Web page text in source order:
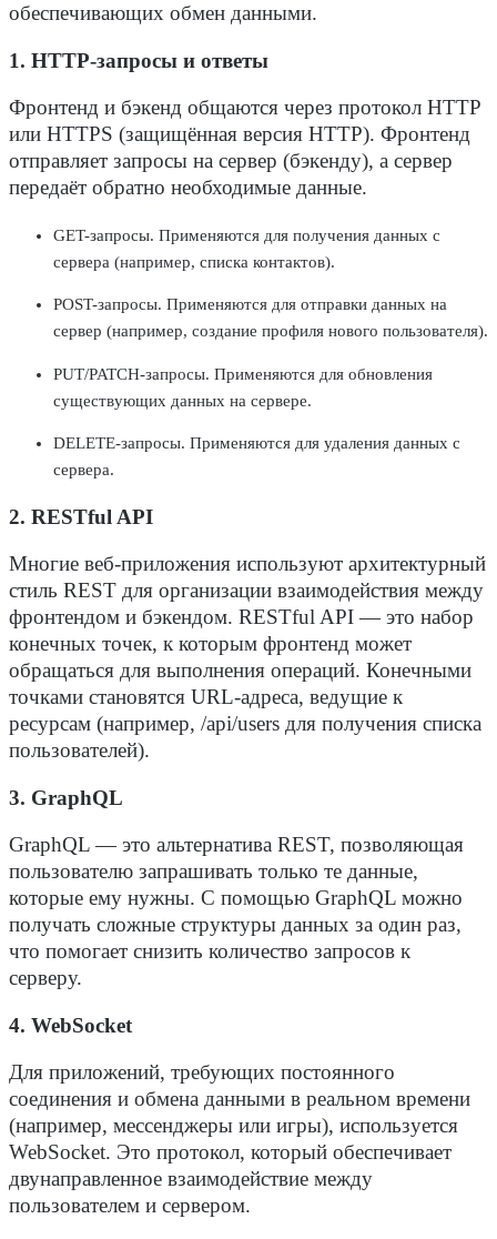
обеспечивающих обмен данными.
1. HTTP-запросы и ответы
Фронтенд и бэкенд общаются через протокол HTTP
или HTTPS (защищённая версия HTTP). Фронтенд
отправляет запросы на сервер (бэкенду), а сервер
передаёт обратно необходимые данные.
GET-запросы. Применяются для получения данных с
сервера (например, списка контактов).
POST-запросы. Применяются для отправки данных на
сервер (например, создание профиля нового пользователя).
PUT/PATCH-запросы. Применяются для обновления
существующих данных на сервере.
DELETE-запросы. Применяются для удаления данных с
сервера.
2. RESTful API
Многие веб-приложения используют архитектурный
стиль REST для организации взаимодействия между
фронтендом и бэкендом. RESTful API — это набор
конечных точек, к которым фронтенд может
обращаться для выполнения операций. Конечными
точками становятся URL-адреса, ведущие к
ресурсам (например, /api/users для получения списка
пользователей).
3. GraphQL
GraphQL — это альтернатива REST, позволяющая
пользователю запрашивать только те данные,
которые ему нужны. С помощью GraphQL можно
получать сложные структуры данных за один раз,
что помогает снизить количество запросов к
серверу.
4. WebSocket
Для приложений, требующих постоянного
соединения и обмена данными в реальном времени
(например, мессенджеры или игры), используется
WebSocket. Это протокол, который обеспечивает
двунаправленное взаимодействие между
пользователем и сервером.